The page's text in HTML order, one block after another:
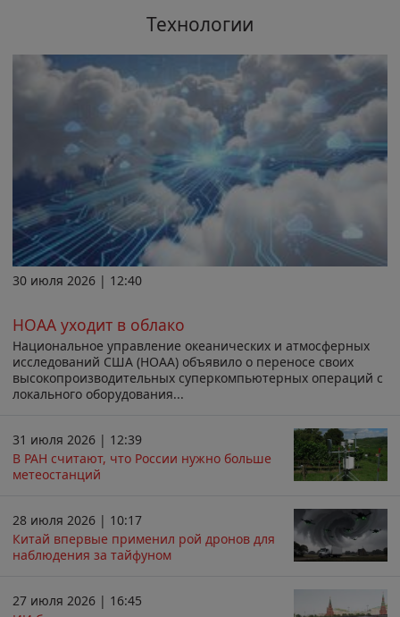
Технологии
30 июля 2026 | 12:40
НОАА уходит в облако
Национальное управление океанических и атмосферных
исследований США (НОАА) объявило о переносе своих
высокопроизводительных суперкомпьютерных операций с
локального оборудования...
31 июля 2026 | 12:39
В РАН считают, что России нужно больше
метеостанций
28 июля 2026 | 10:17
Китай впервые применил рой дронов для
наблюдения за тайфуном
27 июля 2026 | 16:45